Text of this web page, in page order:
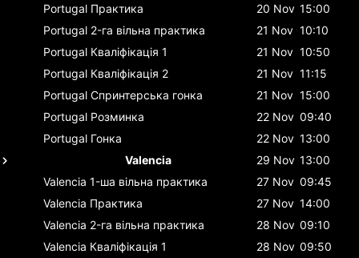
Portugal Практика 20 Nov 15:00
Portugal 2-га вільна практика 21 Nov 10:10
Portugal Кваліфікація 1 21 Nov 10:50
Portugal Кваліфікація 2 21 Nov 11:15
Portugal Спринтерська гонка 21 Nov 15:00
Portugal Розминка 22 Nov 09:40
Portugal Гонка 22 Nov 13:00
Valencia
29 Nov 13:00
Valencia 1-ша вільна практика 27 Nov 09:45
Valencia Практика 27 Nov 14:00
Valencia 2-га вільна практика 28 Nov 09:10
Valencia Кваліфікація 1 28 Nov 09:50